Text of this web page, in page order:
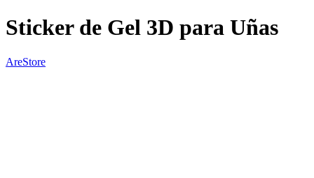
Sticker de Gel 3D para Uñas
AreStore